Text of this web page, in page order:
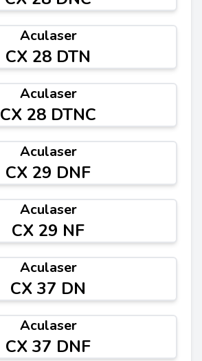
Aculaser
CX 28 DTN
Aculaser
CX 28 DTNC
Aculaser
CX 29 DNF
Aculaser
CX 29 NF
Aculaser
CX 37 DN
Aculaser
CX 37 DNF